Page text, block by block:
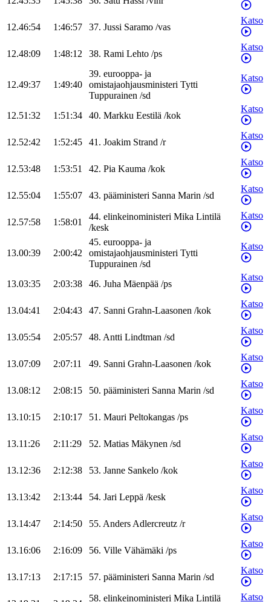
12.46:54 1:46:57 37. Jussi Saramo /vas
Katso
12.48:09 1:48:12 38. Rami Lehto /ps
Katso
12.49:37 1:49:40
39. eurooppa- ja
omistajaohjausministeri Tytti
Tuppurainen /sd
Katso
12.51:32 1:51:34 40. Markku Eestilä /kok
Katso
12.52:42 1:52:45 41. Joakim Strand /r
Katso
12.53:48 1:53:51 42. Pia Kauma /kok
Katso
12.55:04 1:55:07 43. pääministeri Sanna Marin /sd
Katso
12.57:58 1:58:01
44. elinkeinoministeri Mika Lintilä
/kesk
Katso
13.00:39 2:00:42
45. eurooppa- ja
omistajaohjausministeri Tytti
Tuppurainen /sd
Katso
13.03:35 2:03:38 46. Juha Mäenpää /ps
Katso
13.04:41 2:04:43 47. Sanni Grahn-Laasonen /kok
Katso
13.05:54 2:05:57 48. Antti Lindtman /sd
Katso
13.07:09 2:07:11 49. Sanni Grahn-Laasonen /kok
Katso
13.08:12 2:08:15 50. pääministeri Sanna Marin /sd
Katso
13.10:15 2:10:17 51. Mauri Peltokangas /ps
Katso
13.11:26 2:11:29 52. Matias Mäkynen /sd
Katso
13.12:36 2:12:38 53. Janne Sankelo /kok
Katso
13.13:42 2:13:44 54. Jari Leppä /kesk
Katso
13.14:47 2:14:50 55. AndersAdlercreutz /r
Katso
13.16:06 2:16:09 56. Ville Vähämäki /ps
Katso
13.17:13 2:17:15 57. pääministeri Sanna Marin /sd
Katso
58. elinkeinoministeri Mika Lintilä Katso